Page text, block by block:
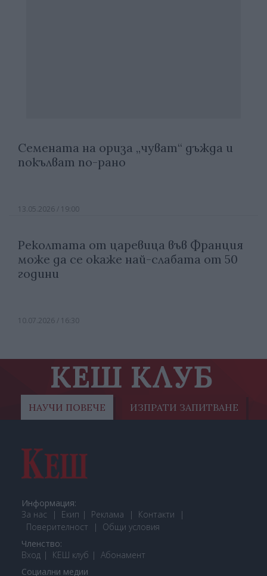
Семената на ориза „чуват“ дъжда и
покълват по-рано
13.05.2026 / 19:00
Реколтата от царевица във Франция
може да се окаже най-слабата от 50
години
10.07.2026 / 16:30
КЕШ КЛУБ
НАУЧИ ПОВЕЧЕ ИЗПРАТИ ЗАПИТВАНЕ
Информация:
За нас
Екип Реклама
Контакти
Поверителност
Общи условия
Членство:
Вход
КЕШ клуб Абонамент
Социални медии